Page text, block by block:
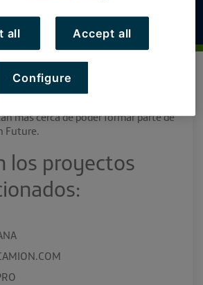
Extremadura Open Future
del programa de aceleración
ha sido todo un éxito. Tras recibir
más cerca de poder formar parte de
Future.
los proyectos
all Accept all
Configure